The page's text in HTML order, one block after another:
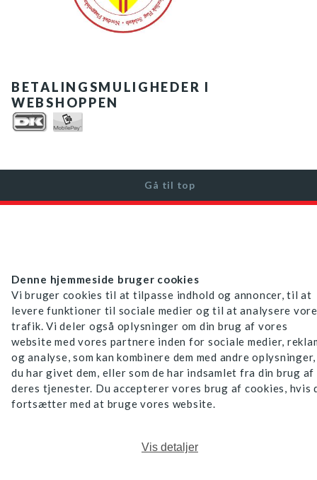
BETALINGSMULIGHEDER I
WEBSHOPPEN
Gå til top
Denne hjemmeside bruger cookies
Vi bruger cookies til at tilpasse indhold og annoncer, til at
levere funktioner til sociale medier og til at analysere
trafik. Vi deler også oplysninger om din brug af vores
website med vores partnere inden for sociale medier,
og analyse, som kan kombinere dem med andre oplysninger,
du har givet dem, eller som de har indsamlet fra din brug af
deres tjenester. Du accepterer vores brug af cookies, hvis
fortsætter med at bruge vores website.
Vis detaljer